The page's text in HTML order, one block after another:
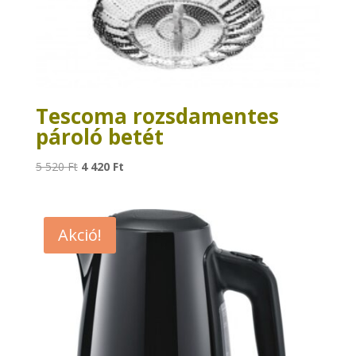
Tescoma rozsdamentes
pároló betét
5 520Ft Original
5
520 Ft.
4 420 FtCurrent
4
Akció!